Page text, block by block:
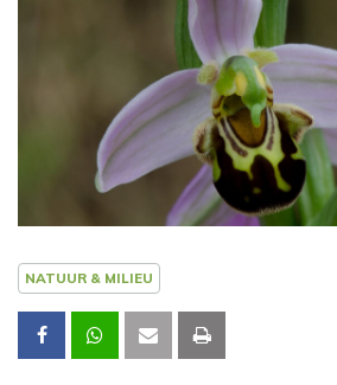
NATUUR & MILIEU